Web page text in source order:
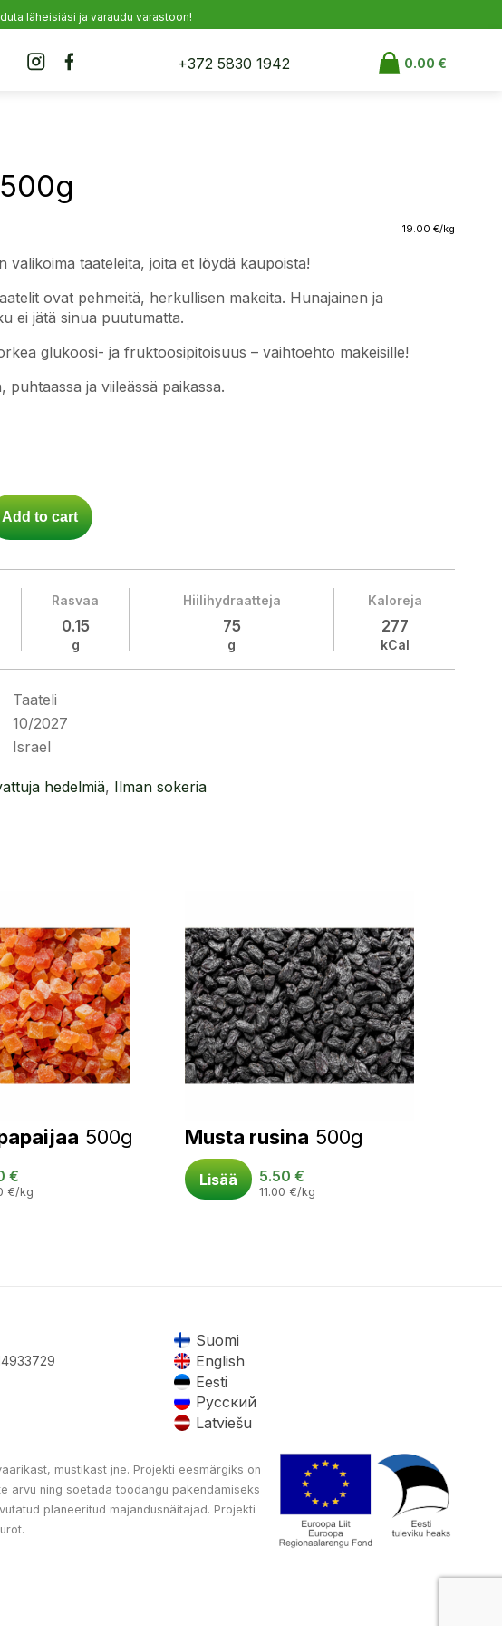
läheisiäsi ja varaudu varastoon!
+372 5830 1942 0.00€
500g
19.00 €/kg
valikoima taateleita, joita et löydä kaupoista!
ovat pehmeitä, herkullisen makeita. Hunajainen ja
ei jätä sinua puutumatta.
glukoosi- ja fruktoosipitoisuus – vaihtoehto makeisille!
puhtaassa ja viileässä paikassa.
Add to cart
Rasvaa
0.15
g
Hiilihydraatteja
75
g
Kaloreja
277
kCal
Taateli
10/2027
Israel
hedelmiä, Ilman sokeria
500g
€
€/kg
Musta rusina 500g
Lisää 5.50 €
11.00 €/kg
Suomi
English
Eesti
Русский
Latviešu
mustikast jne. Projekti eesmärgiks on
arvu ning soetada toodangu pakendamiseks
planeeritud majandusnäitajad. Projekti